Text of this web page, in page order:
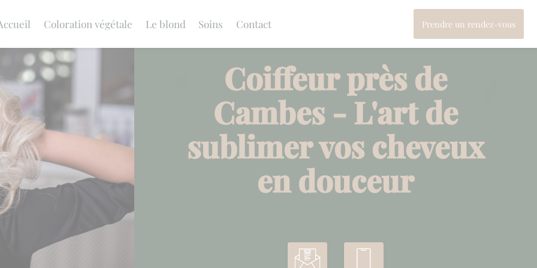
Coloration végétale Le blond Soins Contact Prendre un rendez-vous
Coiffeur près de
Cambes - L'art de
sublimer vos cheveux
en douceur